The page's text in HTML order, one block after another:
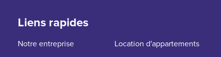
Liens rapides
Notre entreprise
Location d'appartements